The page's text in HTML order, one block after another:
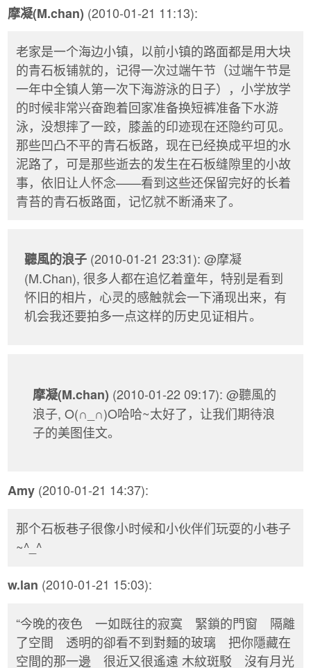
摩凝(M.chan) (2010-01-21 11:13):
老家是一个海边小镇，以前小镇的路面都是用大块
的青石板铺就的，记得一次过端午节（过端午节是
一年中全镇人第一次下海游泳的日子），小学放学
的时候非常兴奋跑着回家准备换短裤准备下水游
泳，没想摔了一跤，膝盖的印迹现在还隐约可见。
那些凹凸不平的青石板路，现在已经换成平坦的水
泥路了，可是那些逝去的发生在石板缝隙里的小故
事，依旧让人怀念——看到这些还保留完好的长着
青苔的青石板路面，记忆就不断涌来了。
聽風的浪子 (2010-01-21 23:31): @摩凝
(M.Chan), 很多人都在追忆着童年，特别是看到
怀旧的相片，心灵的感触就会一下涌现出来，有
机会我还要拍多一点这样的历史见证相片。
摩凝(M.chan) (2010-01-22 09:17): @聽風的
浪子, O(∩_∩)O哈哈~太好了，让我们期待浪
子的美图佳文。
Amy (2010-01-21 14:37):
那个石板巷子很像小时候和小伙伴们玩耍的小巷子
~^_^
w.lan (2010-01-21 15:03):
“今晚的夜色 一如既往的寂寞 緊鎖的門窗 隔離
了空間 透明的卻看不到對麵的玻璃 把你隱藏在
空間的那一邊 很近又很遙遠 木紋斑駁 沒有月光